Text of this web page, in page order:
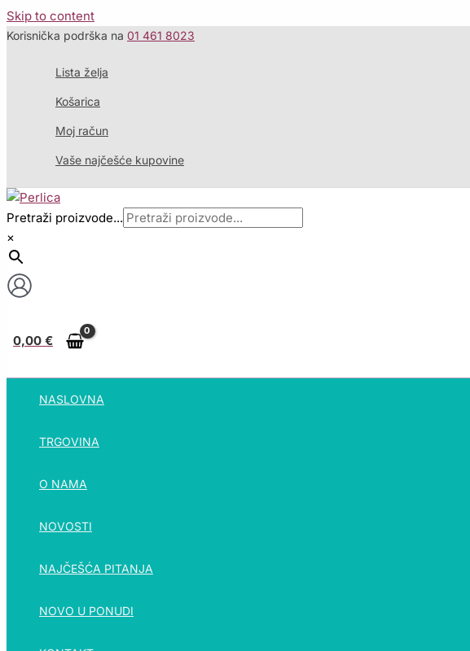
Skip to content
Korisnička podrška na 01 461 8023
Lista želja
Košarica
Moj račun
Vaše najčešće kupovine
Pretraži proizvode...
×
0,00 €
NASLOVNA
TRGOVINA
O NAMA
NOVOSTI
NAJČEŠĆA PITANJA
NOVO U PONUDI